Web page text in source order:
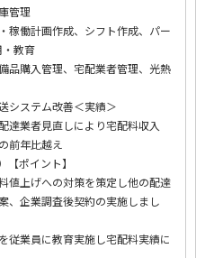
管理
稼働計画作成、シフト作成、パー
・教育
品購入管理、宅配業者管理、光熱
システム改善＜実績＞
達業者見直しにより宅配料収入
前年比越え
【ポイント】
値上げへの対策を策定し他の配達
、企業調査後契約の実施しまし
従業員に教育実施し宅配料実績に